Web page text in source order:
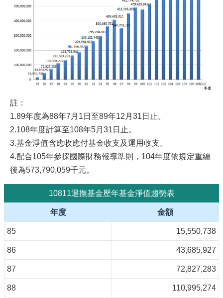
註：
1.89年度為88年7月1日至89年12月31日止。
2.108年度計算至108年5月31日止。
3.基金淨值含應收應付基金收支及運用收支。
4.配合105年參採國際財務報導準則，104年度依規定重編
後為573,790,059千元。
10811退撫基金歷年基金淨值趨勢表
年度 金額
85 15,550,738
86 43,685,927
87 72,827,283
88 110,995,274